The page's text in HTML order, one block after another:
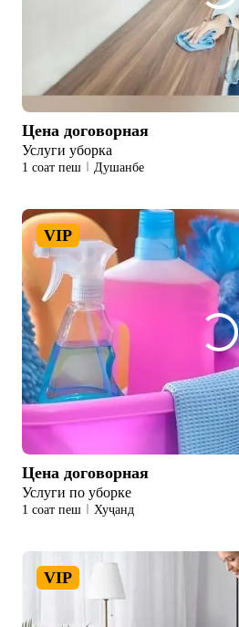
Цена договорная
Услуги уборка
1 соат пеш Душанбе
VIP
Цена договорная
Услуги по уборке
1 соат пеш Хуҷанд
VIP